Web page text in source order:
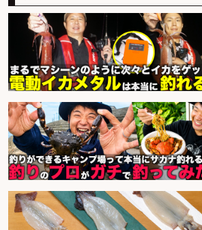
営業事務/「大津市」釣り具メーカ
ーの物流事務・営業アシスタント/
小野駅徒歩6分/「時給1,300円」/大
型連休あり×残業なし×土日祝休み/
滋賀県
会社名 株式会社ホットスタッフ滋賀
sponsored by 求人ボックス
営業事務/「大津市」「時給1,300
円」小野駅徒歩6分/釣り具メーカー
の物流事務・営業アシスタント/土
日祝休み×大型連休あり×残業なし/